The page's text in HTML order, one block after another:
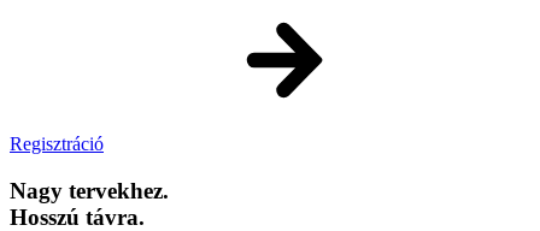
Regisztráció
Nagy tervekhez.
Hosszú távra.